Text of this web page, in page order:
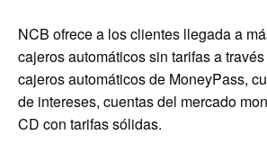
NCB ofrece a los clientes llegada a
cajeros automáticos sin tarifas a
cajeros automáticos de MoneyPass,
de intereses, cuentas del mercado
CD con tarifas sólidas.